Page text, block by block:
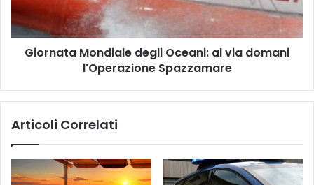
t
t
n
a
e
u
t
a
M
l
e
Giornata Mondiale degli Oceani: al via domani
l'Operazione Spazzamare
Articoli Correlati